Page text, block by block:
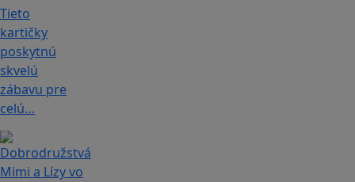
Tieto
kartičky
poskytnú
skvelú
zábavu pre
celú…